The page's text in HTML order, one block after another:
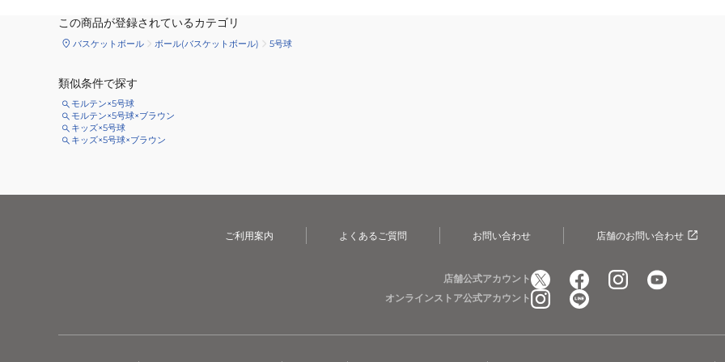
この商品が登録されているカテゴリ
バスケットボール ボール(バスケットボール) 5号球
類似条件で探す
モルテン×5号球
モルテン×5号球×ブラウン
キッズ×5号球
キッズ×5号球×ブラウン
ご利用案内 よくあるご質問 お問い合わせ 店舗のお問い合わせ
店舗公式アカウント
オンラインストア公式アカウント